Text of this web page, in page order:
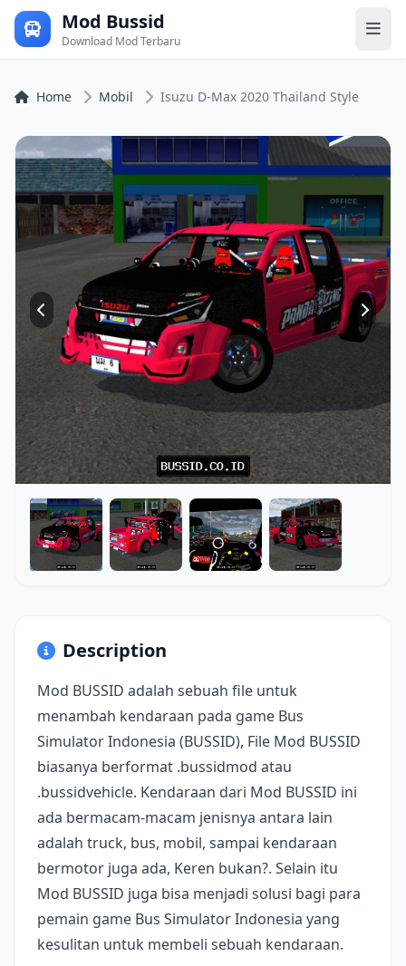
Mod Bussid
Download Mod Terbaru
Home Mobil Isuzu D-Max 2020 Thailand Style
Description
Mod BUSSID adalah sebuah file untuk
menambah kendaraan pada game Bus
Simulator Indonesia (BUSSID), File Mod BUSSID
biasanya berformat .bussidmod atau
.bussidvehicle. Kendaraan dari Mod BUSSID ini
ada bermacam-macam jenisnya antara lain
adalah truck, bus, mobil, sampai kendaraan
bermotor juga ada, Keren bukan?. Selain itu
Mod BUSSID juga bisa menjadi solusi bagi para
pemain game Bus Simulator Indonesia yang
kesulitan untuk membeli sebuah kendaraan.